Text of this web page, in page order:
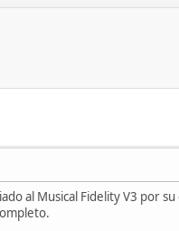
al Musical Fidelity V3 por